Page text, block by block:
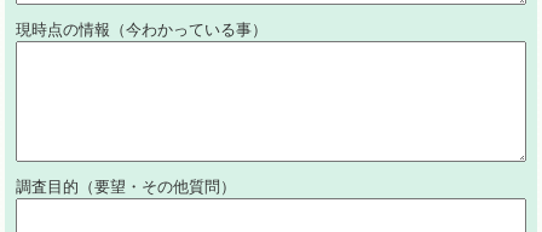
現時点の情報（今わかっている事）
調査目的（要望・その他質問）